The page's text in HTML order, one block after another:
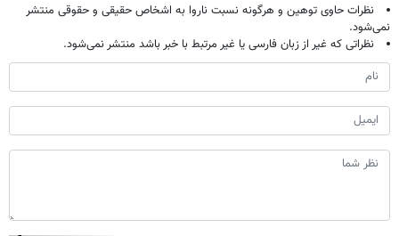
نظرات حاوی توهین و هرگونه نسبت ناروا به اشخاص حقیقی و حقوقی منتشر
نمی‌شود.
نظراتی که غیر از زبان فارسی یا غیر مرتبط با خبر باشد منتشر نمی‌شود.